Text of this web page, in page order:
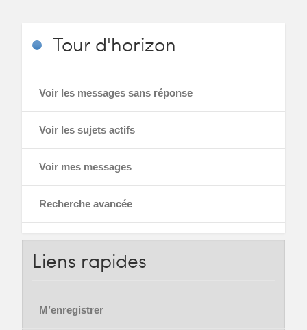
Tourd'horizon
Voir les messages sans réponse
Voir les sujets actifs
Voir mes messages
Recherche avancée
Liens rapides
M’enregistrer